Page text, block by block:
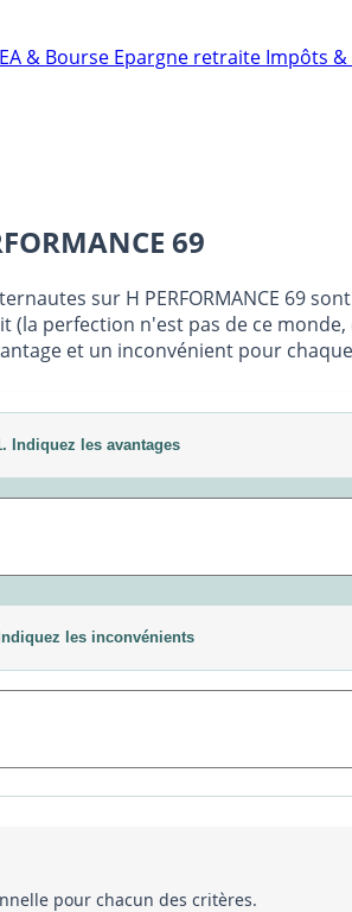
& Bourse Epargne retraite Impôts &
69
sur H PERFORMANCE 69
perfection n'est pas de ce
et un inconvénient pour
Indiquez les avantages
les inconvénients
pour chacun des critères.